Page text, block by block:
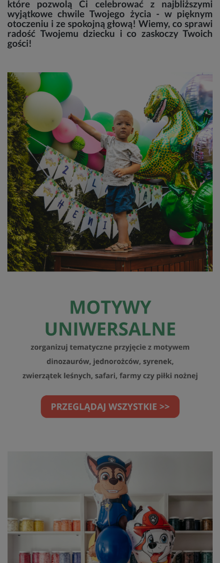
które pozwolą Ci celebrować z najbliższymi
wyjątkowe chwile Twojego życia - w pięknym
otoczeniu i ze spokojną głową!Wiemy, co sprawi
radość Twojemu dziecku i co zaskoczy Twoich
gości!